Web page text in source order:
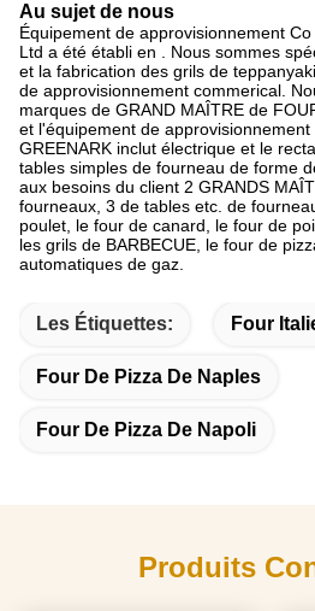
Au sujet de nous
Équipement de approvisionnement
Ltd a été établi en . Nous sommes
et la fabrication des grils de
de approvisionnement commerical.
marques de GRAND MAÎTRE de
et l'équipement de approvisionnement
GREENARK inclut électrique et le
tables simples de fourneau de forme
aux besoins du client 2 GRANDS
fourneaux, 3 de tables etc. de
poulet, le four de canard, le four de
les grils de BARBECUE, le four de
automatiques de gaz.
Les Étiquettes: Four
Four De Pizza De Naples
Four De Pizza De Napoli
Produits